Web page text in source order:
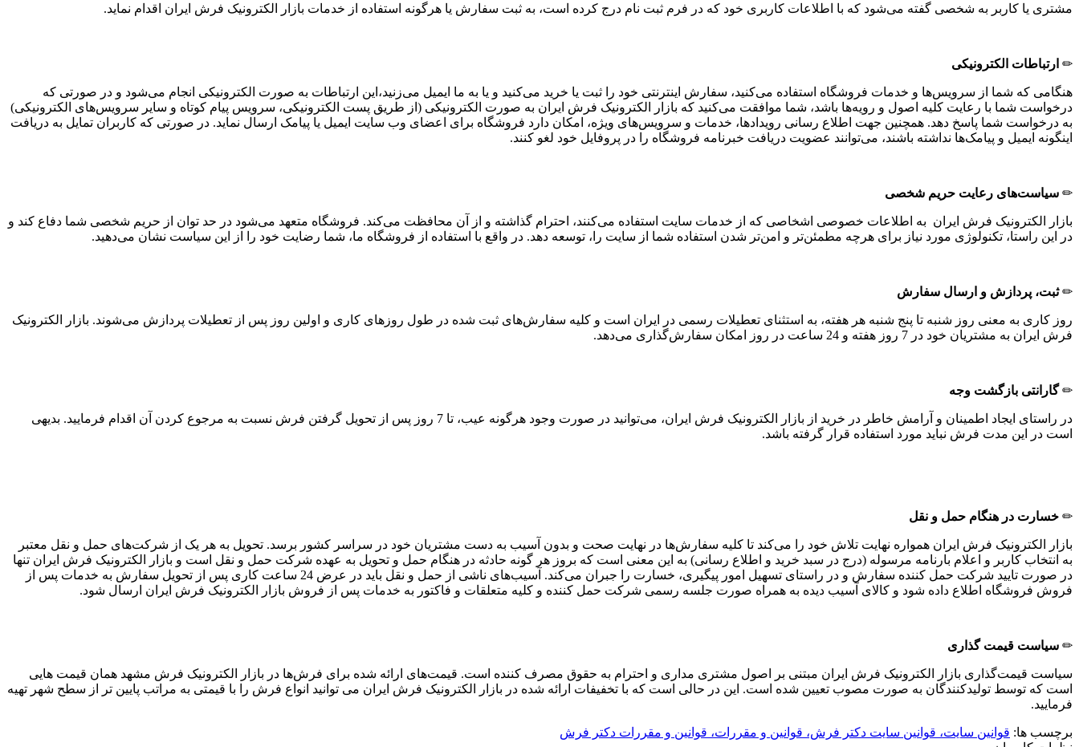
مشتری یا کاربر به شخصی گفته می‌شود که با اطلاعات کاربری خود که در فرم ثبت نام درج کرده است، به ثبت سفارش یا هرگونه استفاده از خدمات بازار الکترونیک فرش ایران اقدام نماید.
✏ ارتباطات الکترونیکی
هنگامی که شما از سرویس‌‏ها و خدمات فروشگاه استفاده می‏‌کنید، سفارش اینترنتی خود را ثبت یا خرید می‏‌کنید و یا به ما ایمیل می‏‌زنید،این ارتباطات به صورت الکترونیکی انجام می‏‌شود و در صورتی که
درخواست شما با رعایت کلیه اصول و رویه‏‌ها باشد، شما موافقت می‌‏کنید که بازار الکترونیک فرش ایران به صورت الکترونیکی (از طریق پست الکترونیکی، سرویس پیام کوتاه و سایر سرویس‌های الکترونیکی)
به درخواست شما پاسخ دهد. همچنین جهت اطلاع رسانی رویدادها، خدمات و سرویس‌های ویژه، امکان دارد فروشگاه برای اعضای وب سایت ایمیل یا پیامک ارسال نماید. در صورتی که کاربران تمایل به دریافت
اینگونه ایمیل و پیامک‌ها نداشته باشند، می‌توانند عضویت دریافت خبرنامه فروشگاه را در پروفایل خود لغو کنند.
✏ سیاست‏‌های رعایت حریم شخصی
بازار الکترونیک فرش ایران به اطلاعات خصوصی اشخاصى که از خدمات سایت استفاده می‏‌کنند، احترام گذاشته و از آن محافظت می‏‌کند. فروشگاه متعهد می‏‌شود در حد توان از حریم شخصی شما دفاع کند و
در این راستا، تکنولوژی مورد نیاز برای هرچه مطمئن‏‌تر و امن‏‌تر شدن استفاده شما از سایت را، توسعه دهد. در واقع با استفاده از فروشگاه ما، شما رضایت خود را از این سیاست نشان می‏‌دهید.
✏ثبت، پردازش و ارسال سفارش
روز کاری به معنی روز شنبه تا پنج شنبه هر هفته، به استثنای تعطیلات رسمی در ایران است و کلیه سفارش‏‌های ثبت شده در طول روزهای کاری و اولین روز پس از تعطیلات پردازش می‌‏شوند. بازار الکترونیک
فرش ایران به مشتریان خود در 7 روز هفته و 24 ساعت در روز امکان سفارش‌‏گذاری می‌‏دهد.
✏گارانتی بازگشت وجه
در راستای ایجاد اطمینان و آرامش خاطر در خرید از بازار الکترونیک فرش ایران، می‌توانید در صورت وجود هرگونه عیب، تا 7 روز پس از تحویل گرفتن فرش نسبت به مرجوع کردن آن اقدام فرمایید. بدیهی
است در این مدت فرش نباید مورد استفاده قرار گرفته باشد.
✏ خسارت در هنگام حمل و نقل
بازار الکترونیک فرش ایران همواره نهایت تلاش خود را می‏‌کند تا کلیه سفارش‏‌ها در نهایت صحت و بدون آسیب به دست مشتریان خود در سراسر کشور برسد. تحویل به هر یک از شرکت‌‏های حمل و نقل معتبر
به انتخاب کاربر و اعلام بارنامه مرسوله (درج در سبد خرید و اطلاع رسانی) به این معنی است که بروز هر گونه حادثه در هنگام حمل و تحویل به عهده شرکت حمل و نقل است و بازار الکترونیک فرش ایران تنها
در صورت تایید شرکت حمل کننده سفارش و در راستای تسهیل امور پیگیری، خسارت را جبران می‌‏کند. آسیب‏‌های ناشی از حمل و نقل باید در عرض 24 ساعت کاری پس از تحویل سفارش به خدمات پس از
فروش فروشگاه اطلاع داده شود و کالای آسیب دیده به همراه صورت جلسه رسمی شرکت حمل کننده و کلیه متعلقات و فاکتور به خدمات پس از فروش بازار الکترونیک فرش ایران ارسال شود.
✏ سیاست قیمت گذاری
سیاست قیمت‌‏گذاری بازار الکترونیک فرش ایران مبتنی بر اصول مشتری مداری و احترام به حقوق مصرف کننده است. قیمت‏‌های ارائه شده برای فرش‌ها در بازار الکترونیک فرش مشهد همان قیمت هایی
است که توسط تولیدکنندگان به صورت مصوب تعیین شده است. این در حالی است که با تخفیفات ارائه شده در بازار الکترونیک فرش ایران می توانید انواع فرش را با قیمتی به مراتب پایین تر از سطح شهر تهیه
فرمایید.
برچسب ها: قوانین سایت، قوانین سایت دکتر فرش، قوانین و مقررات، قوانین و مقررات دکتر فرش